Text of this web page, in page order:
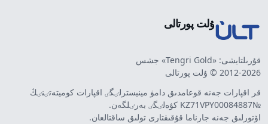
ۇلت پورتالى
قۇرىلتايشى: «Tengri Gold» جشس
2012-2026 © ۇلت پورتالى
قر اقپارات جەنە قوعامدىق دامۋ مينيسترلٸگٸ اقپارات كوميتەتٸنٸڭ
№KZ71VPY00084887 كۋەلٸگٸ بەرٸلگەن.
اۆتورلىق جەنە جارناما قۇقىقتارى تولىق ساقتالعان.